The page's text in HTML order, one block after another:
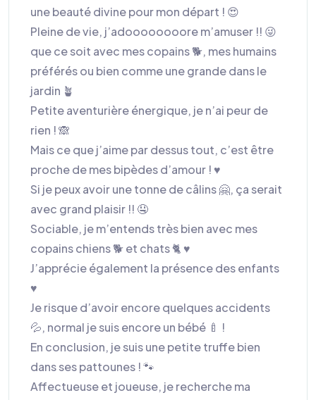
une beauté divine pour mon départ ! 😍
Pleine de vie, j’adoooooooore m’amuser !! 😜
que ce soit avec mes copains 🐕, mes humains
préférés ou bien comme une grande dans le
jardin 🪴
Petite aventurière énergique, je n’ai peur de
rien ! 🙈
Mais ce que j’aime par dessus tout, c’est être
proche de mes bipèdes d’amour ! ♥️
Si je peux avoir une tonne de câlins 🤗, ça serait
avec grand plaisir !! 🤤
Sociable, je m’entends très bien avec mes
copains chiens 🐕 et chats 🐈 ♥️
J’apprécie également la présence des enfants
♥️
Je risque d’avoir encore quelques accidents
💦, normal je suis encore un bébé 🍼 !
En conclusion, je suis une petite truffe bien
dans ses pattounes ! 🐾
Affectueuse et joueuse, je recherche ma